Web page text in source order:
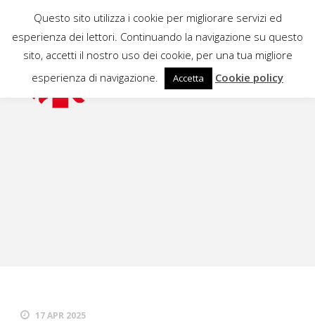
17 APR 2025
Questo sito utilizza i cookie per migliorare servizi ed
esperienza dei lettori. Continuando la navigazione su questo
sito, accetti il nostro uso dei cookie, per una tua migliore
esperienza di navigazione.
Accetta Cookie policy